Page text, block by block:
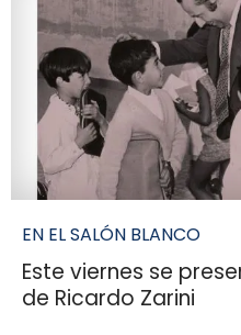
EN EL SALÓN BLANCO
Este viernes se
de Ricardo Zarini